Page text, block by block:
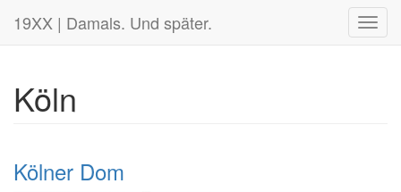
19XX | Damals. Und später.
Köln
Kölner Dom